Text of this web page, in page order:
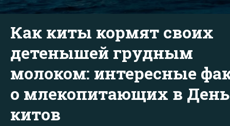
Как киты кормят своих
детенышей грудным
молоком: интересные
о млекопитающих в День
китов